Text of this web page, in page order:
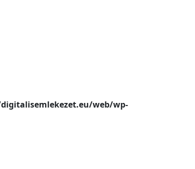
digitalisemlekezet.eu/web/wp-